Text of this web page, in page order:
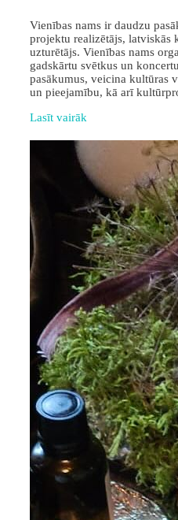
Vienības nams ir daudzu
projektu realizētājs, latviskās
uzturētājs. Vienības nams
gadskārtu svētkus un
pasākumus, veicina kultūras
un pieejamību, kā arī
Lasīt vairāk